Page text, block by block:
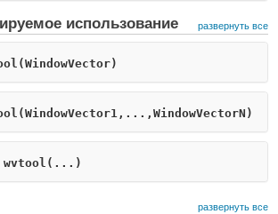
использование развернуть все
WindowVector)
WindowVector1 ,..., WindowVectorN )
wvtool(...)
развернуть все